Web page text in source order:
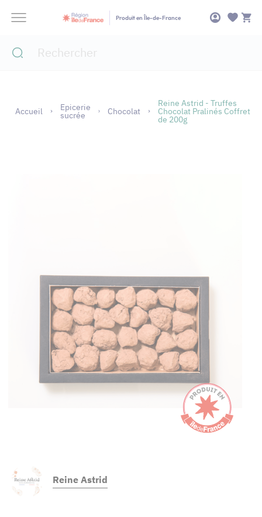
Produit en Île-de-France
Accueil Epicerie
sucrée Chocolat
Reine Astrid - Truffes
Chocolat Pralinés Coffret
de 200g
Reine Astrid